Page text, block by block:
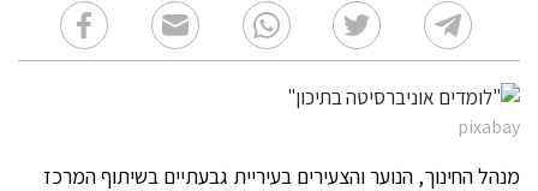
pixabay
מנהל החינוך, הנוער והצעירים בעיריית גבעתיים בשיתוף המרכז